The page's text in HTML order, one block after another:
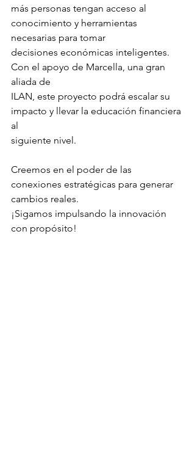
más personas tengan acceso al
conocimiento y herramientas
necesarias para tomar
decisiones económicas inteligentes.
Con el apoyo de Marcella, una gran
aliada de
ILAN, este proyecto podrá escalar su
impacto y llevar la educación financiera
al
siguiente nivel.
Creemos en el poder de las
conexiones estratégicas para generar
cambios reales.
¡Sigamos impulsando la innovación
con propósito!